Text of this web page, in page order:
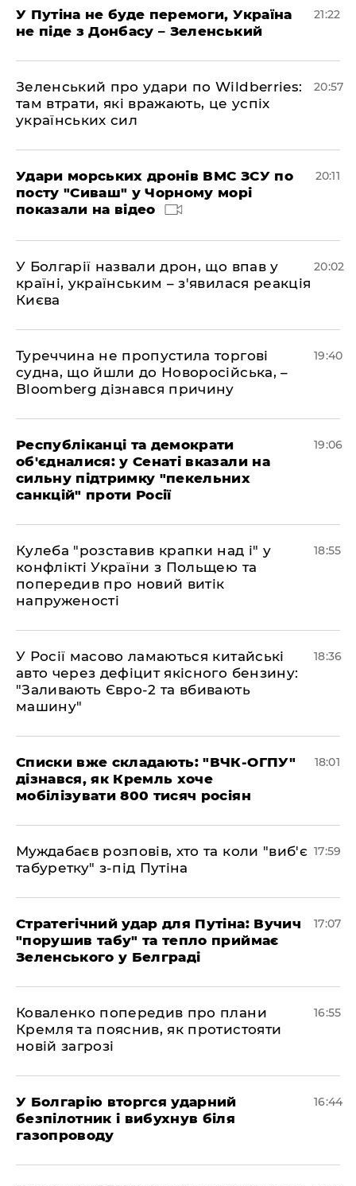
У Путіна не буде перемоги, Україна
не піде з Донбасу – Зеленський
21:22
Зеленський про удари по Wildberries:
там втрати, які вражають, це успіх
українських сил
20:57
Удари морських дронів ВМС ЗСУ по
посту "Сиваш" у Чорному морі
показали на відео
20:11
У Болгарії назвали дрон, що впав у
країні, українським – з'явилася реакція
Києва
20:02
Туреччина не пропустила торгові
судна, що йшли до Новоросійська, –
Bloomberg дізнався причину
19:40
Республіканці та демократи
об'єдналися: у Сенаті вказали на
сильну підтримку "пекельних
санкцій" проти Росії
19:06
Кулеба "розставив крапки над і" у
конфлікті України з Польщею та
попередив про новий витік
напруженості
18:55
У Росії масово ламаються китайські
авто через дефіцит якісного бензину:
"Заливають Євро-2 та вбивають
машину"
18:36
Списки вже складають: "ВЧК-ОГПУ"
дізнався, як Кремль хоче
мобілізувати 800 тисяч росіян
18:01
Муждабаєв розповів, хто та коли "виб'є
табуретку" з-під Путіна
17:59
Стратегічний удар для Путіна: Вучич
"порушив табу" та тепло приймає
Зеленського у Белграді
17:07
Коваленко попередив про плани
Кремля та пояснив, як протистояти
новій загрозі
16:55
У Болгарію вторгся ударний
безпілотник і вибухнув біля
газопроводу
16:44